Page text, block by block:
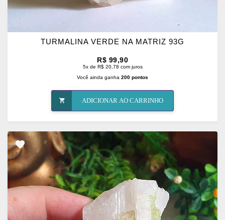
TURMALINA VERDE NA MATRIZ 93G
R$ 99,90
5x de R$ 20,78 com juros
Você ainda ganha 200 pontos
ADICIONAR AO CARRINHO
ADICIONAR
OS